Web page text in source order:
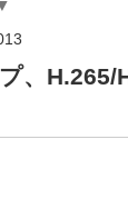
、H.265/